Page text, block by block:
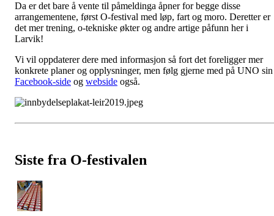
Da er det bare å vente til påmeldinga åpner for begge disse
arrangementene, først O-festival med løp, fart og moro. Deretter er
det mer trening, o-tekniske økter og andre artige påfunn her i
Larvik!
Vi vil oppdaterer dere med informasjon så fort det foreligger mer
konkrete planer og opplysninger, men følg gjerne med på UNO sin
Facebook-side og webside også.
Siste fra O-festivalen